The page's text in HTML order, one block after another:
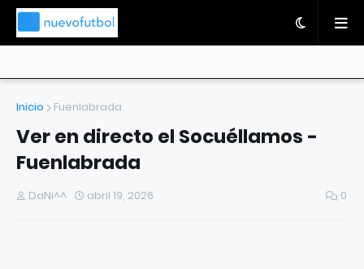
Inicio Fuenlabrada
Ver en directo el Socuéllamos -
Fuenlabrada
DaNi^^ abril 19, 2026 0